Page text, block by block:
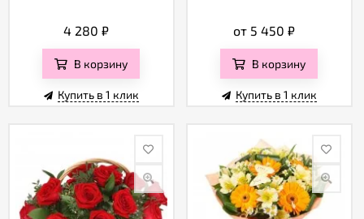
4 280₽
В корзину
Купить в 1 клик
от 5 450₽
В корзину
Купить в 1 клик